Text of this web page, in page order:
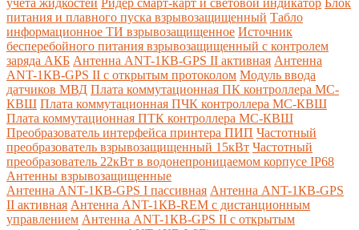
питания и плавного пуска взрывозащищенный Табло
информационное ТИ взрывозащищенное Источник
бесперебойного питания взрывозащищенный с контролем
заряда АКБ Антенна ANT-1КВ-GPS II активная Антенна
ANT-1КВ-GPS II с открытым протоколом Модуль ввода
датчиков МВД Плата коммутационная ПК контроллера МС-
КВШ Плата коммутационная ПЧК контроллера МС-КВШ
Плата коммутационная ПТК контроллера МС-КВШ
Преобразователь интерфейса принтера ПИП Частотный
преобразователь взрывозащищенный 15кВт Частотный
преобразователь 22кВт в водонепроницаемом корпусе IP68
Антенны взрывозащищенные
Антенна ANT-1КВ-GPS I пассивная Антенна ANT-1КВ-GPS
II активная Антенна ANT-1КВ-REM c дистанционным
управлением Антенна ANT-1КВ-GPS II с открытым